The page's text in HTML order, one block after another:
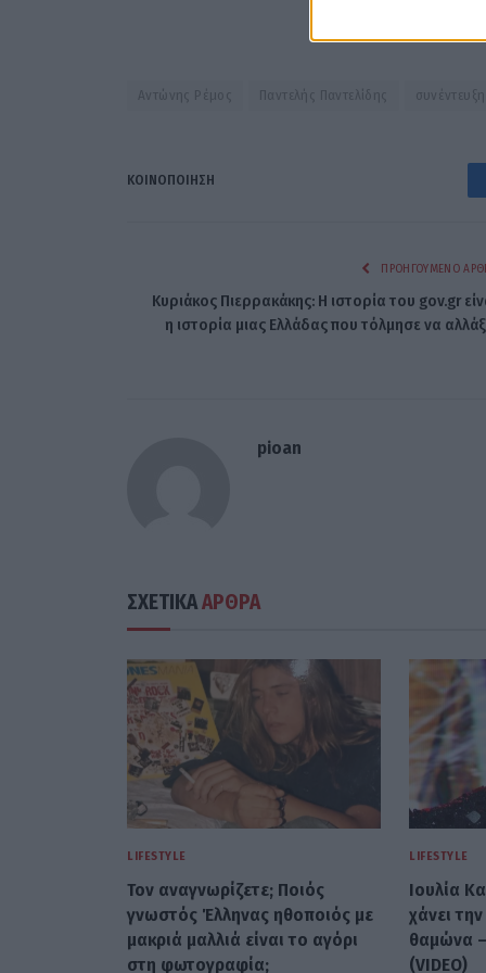
Αντώνης Ρέμος Παντελής Παντελίδης συνέντευξη
ΚΟΙΝΟΠΟΊΗΣΗ
ΠΡΟΗΓΟΎΜΕΝΟ
Κυριάκος Πιερρακάκης: Η ιστορία του gov.gr
η ιστορία μιας Ελλάδας που τόλμησε να
pioan
ΣΧΕΤΙΚΑΑΡΘΡΑ
LIFESTYLE
Τον αναγνωρίζετε; Ποιός
γνωστός Έλληνας ηθοποιός με
μακριά μαλλιά είναι το αγόρι
στη φωτογραφία;
LIFESTYLE
Ιουλία
χάνει
θαμώνα
(VIDEO)